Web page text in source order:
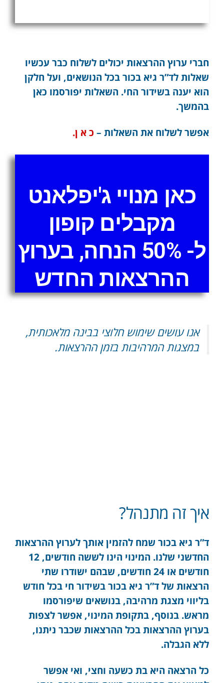
חברי ערוץ ההרצאות יכולים לשלוח כבר עכשיו
שאלות לד”ר גיא בכור בכל הנושאים, ועל חלקן
הוא יענה בשידור החי. השאלות יפורסמו כאן
בהמשך.
אפשר לשלוח את השאלות – כ א ן.
כאן מנויי ג'יפלאנט
מקבלים קופון
ל- 50% הנחה, בערוץ
ההרצאות החדש
אנו עושים שימוש חלוצי בבינה מלאכותית,
במצגות המרהיבות בזמן ההרצאות.
איך זה מתנהל?
ד”ר גיא בכור שמח להזמין אותך לערוץ ההרצאות
החדשני שלנו. המינוי הינו לששה חודשים, 12
חודשים או 24 חודשים, שבהם ישודרו שתי
הרצאות של ד”ר גיא בכור בשידור חי בכל חודש
בליווי מצגת מרהיבה, בנושאים שיפורסמו
מראש. בנוסף, בתקופת המינוי, אפשר לצפות
בערוץ ההרצאות בכל ההרצאות שכבר ניתנו,
ללא הגבלה.
כל הרצאה היא בת כשעה וחצי, ואי אפשר